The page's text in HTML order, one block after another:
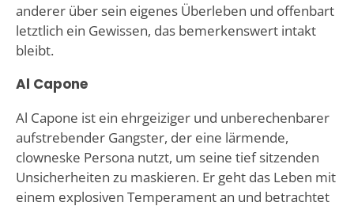
anderer über sein eigenes Überleben und offenbart
letztlich ein Gewissen, das bemerkenswert intakt
bleibt.
Al Capone
Al Capone ist ein ehrgeiziger und unberechenbarer
aufstrebender Gangster, der eine lärmende,
clowneske Persona nutzt, um seine tief sitzenden
Unsicherheiten zu maskieren. Er geht das Leben mit
einem explosiven Temperament an und betrachtet